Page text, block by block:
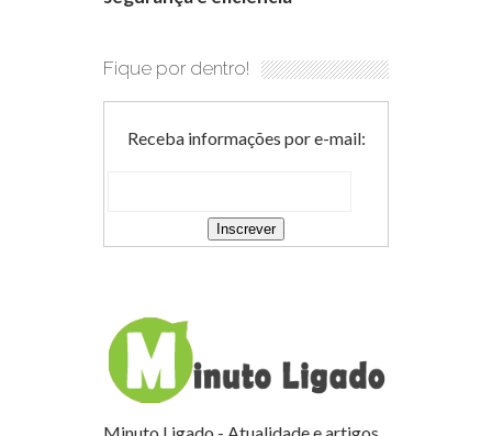
Fique por dentro!
Receba informações por e-mail:
Minuto Ligado - Atualidade e artigos